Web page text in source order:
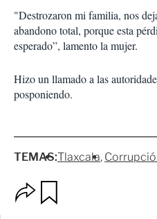
"Destrozaron mi familia, nos
abandono total, porque esta
esperado”, lamento la mujer.
Hizo un llamado a las
posponiendo.
TEMAS:Tlaxcala